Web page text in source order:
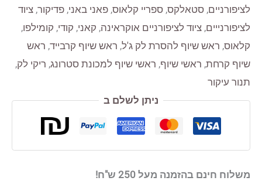
לציפורניים, סטאלקס, ספריי קלאוס, פאני באני, פדיקור, ציוד
לציפורנייים, ציוד לציפורניים אוקראינה, קאני, קודי, קומילפו,
קלאוס, ראש שיוף להסרת לק ג'ל, ראש שיוף קרבייד, ראש
שיוף קרחת, ראשי שיוף, ראשי שיוף למכונת סטרונג, ריקי לק,
תנור עיקור
ניתן לשלם ב
משלוח חינם בהזמנה מעל 250 ש"ח!